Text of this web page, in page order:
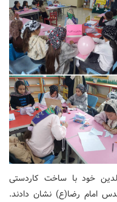
خود با ساخت کاردستی
امام رضا(ع) نشان دادند.